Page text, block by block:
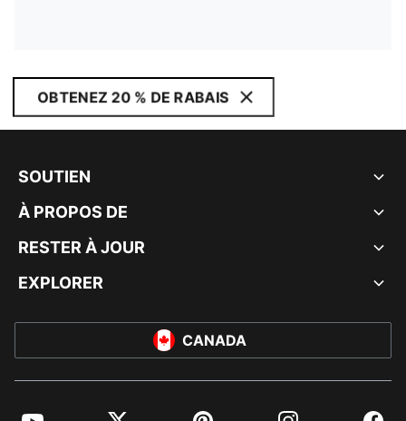
OBTENEZ 20 % DE RABAIS
SOUTIEN
À PROPOS DE
RESTER À JOUR
EXPLORER
CANADA